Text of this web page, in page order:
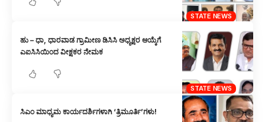
STATE NEWS
STATE NEWS
ಹು – ಧಾ, ಧಾರವಾಡ ಗ್ರಾಮೀಣ ಡಿಸಿಸಿ ಅಧ್ಯಕ್ಷರ ಆಯ್ಕೆಗೆ
ಎಐಸಿಸಿಯಿಂದ ವೀಕ್ಷಕರ ನೇಮಕ
ಸಿಎಂ ಮಾಧ್ಯಮ ಕಾರ್ಯದರ್ಶಿಗಳಾಗಿ ‘ತ್ರಿಮೂರ್ತಿ’ಗಳು!